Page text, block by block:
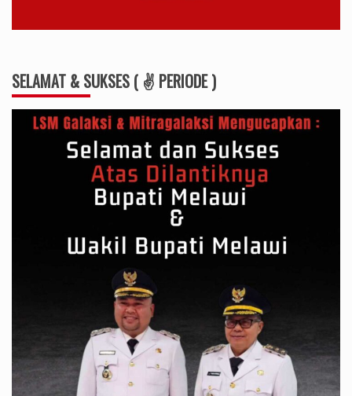
SELAMAT & SUKSES ( ✌ PERIODE )